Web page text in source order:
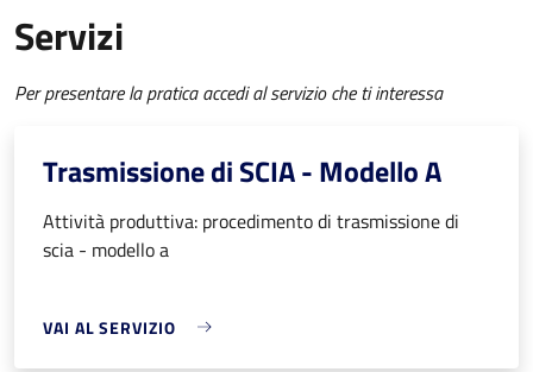
Servizi
Per presentare la pratica accedi al servizio che ti interessa
Trasmissione di SCIA - Modello A
Attività produttiva: procedimento di trasmissione di
scia - modello a
VAI AL SERVIZIO